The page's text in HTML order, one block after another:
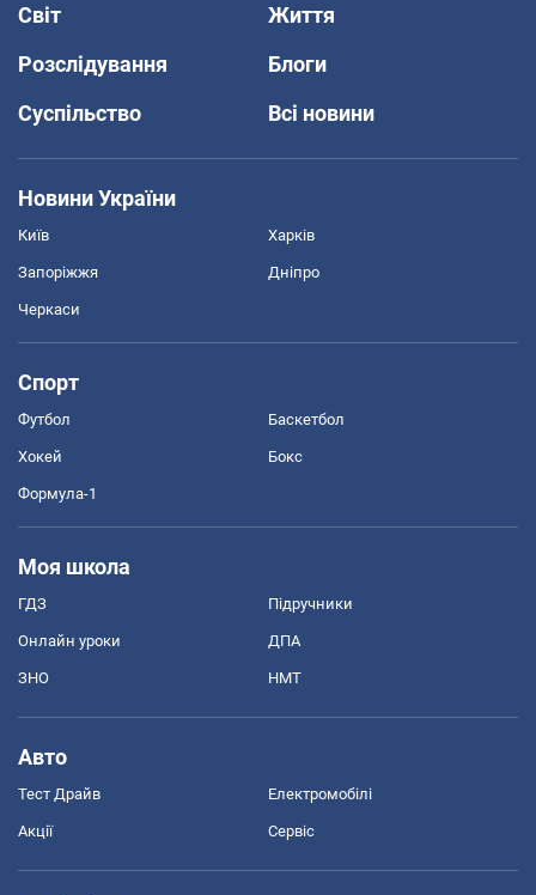
Світ
Життя
Розслідування
Блоги
Суспільство
Всі новини
Новини України
Київ Харків
Запоріжжя Дніпро
Черкаси
Спорт
Футбол Баскетбол
Хокей Бокс
Формула-1
Моя школа
ГДЗ Підручники
Онлайн уроки ДПА
ЗНО НМТ
Авто
Тест Драйв Електромобілі
Акції Сервіс